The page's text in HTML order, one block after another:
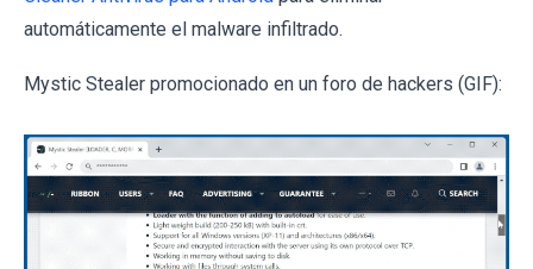
automáticamente el malware infiltrado.
Mystic Stealer promocionado en un foro de hackers (GIF):